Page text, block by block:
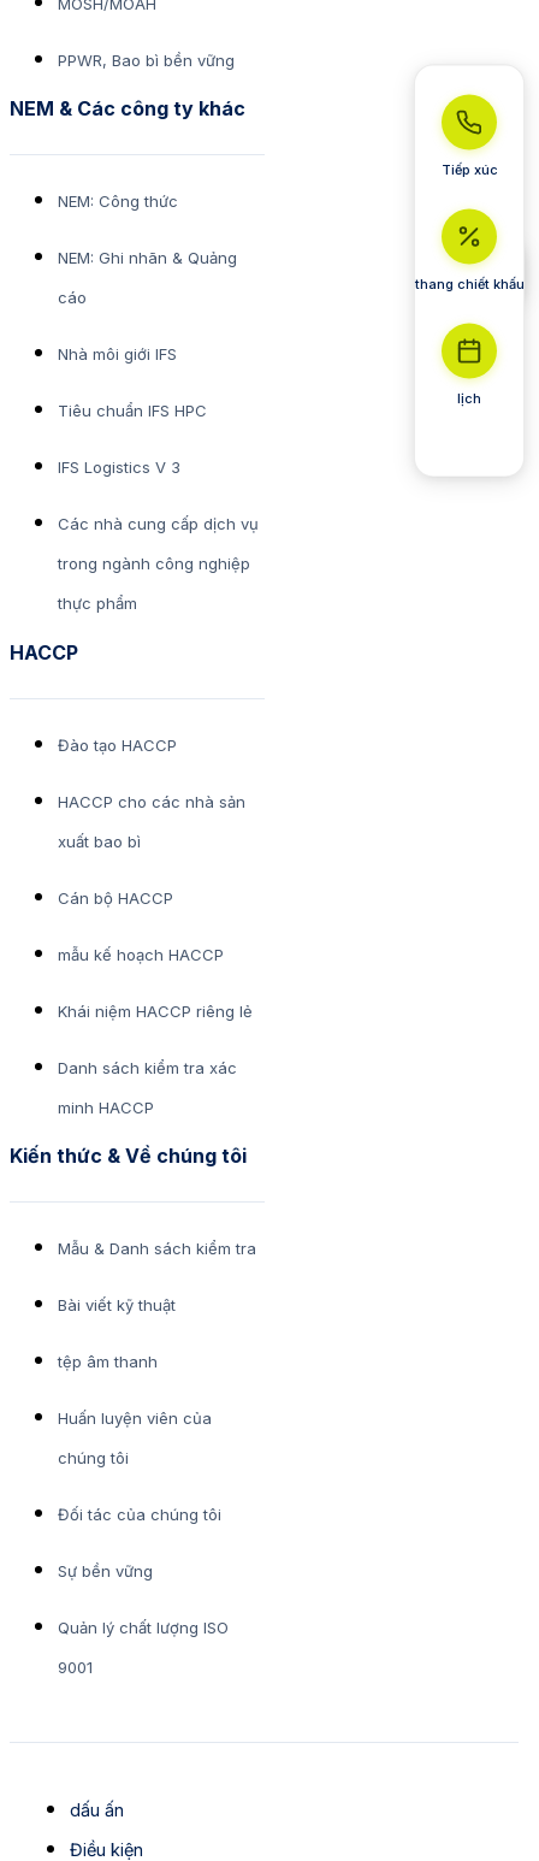
PPWR, Bao bì bền vững
NEM & Các công ty khác
NEM: Công thức
NEM: Ghi nhãn & Quảng
cáo
Nhà môi giới IFS
Tiêu chuẩn IFS HPC
IFS Logistics V 3
Các nhà cung cấp dịch vụ
trong ngành công nghiệp
thực phẩm
HACCP
Đào tạo HACCP
HACCP cho các nhà sản
xuất bao bì
Cán bộ HACCP
mẫu kế hoạch HACCP
Khái niệm HACCP riêng lẻ
Danh sách kiểm tra xác
minh HACCP
Kiến thức & Về chúng tôi
Mẫu & Danh sách kiểm tra
Bài viết kỹ thuật
tệp âm thanh
Huấn luyện viên của
chúng tôi
Đối tác của chúng tôi
Sự bền vững
Quản lý chất lượng ISO
9001
dấu ấn
Điều kiện
Tiếp xúc
thang chiết khấu
lịch